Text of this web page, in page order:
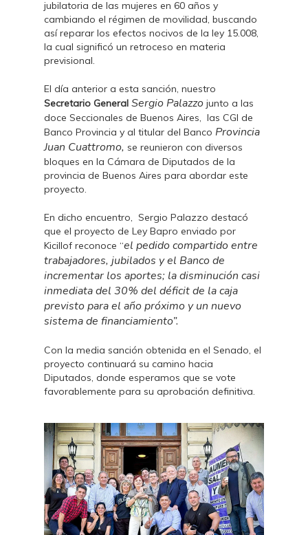
jubilatoria de las mujeres en 60 años y
cambiando el régimen de movilidad, buscando
así reparar los efectos nocivos de la ley 15.008,
la cual significó un retroceso en materia
previsional.
El día anterior a esta sanción, nuestro
Secretario General Sergio Palazzo junto a las
doce Seccionales de Buenos Aires, las CGI de
Banco Provincia y al titular del Banco Provincia
Juan Cuattromo, se reunieron con diversos
bloques en la Cámara de Diputados de la
provincia de Buenos Aires para abordar este
proyecto.
En dicho encuentro, Sergio Palazzo destacó
que el proyecto de Ley Bapro enviado por
Kicillof reconoce “el pedido compartido entre
trabajadores, jubilados y el Banco de
incrementar los aportes; la disminución casi
inmediata del 30% del déficit de la caja
previsto para el año próximo y un nuevo
sistema de financiamiento”.
Con la media sanción obtenida en el Senado, el
proyecto continuará su camino hacia
Diputados, donde esperamos que se vote
favorablemente para su aprobación definitiva.